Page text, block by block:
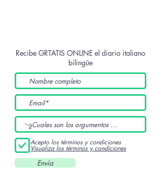
Recibe GRTATIS ONLINE el diario italiano
bilingüe
Acepto los términos y condiciones
Visualiza los términos y condiciones
Envía